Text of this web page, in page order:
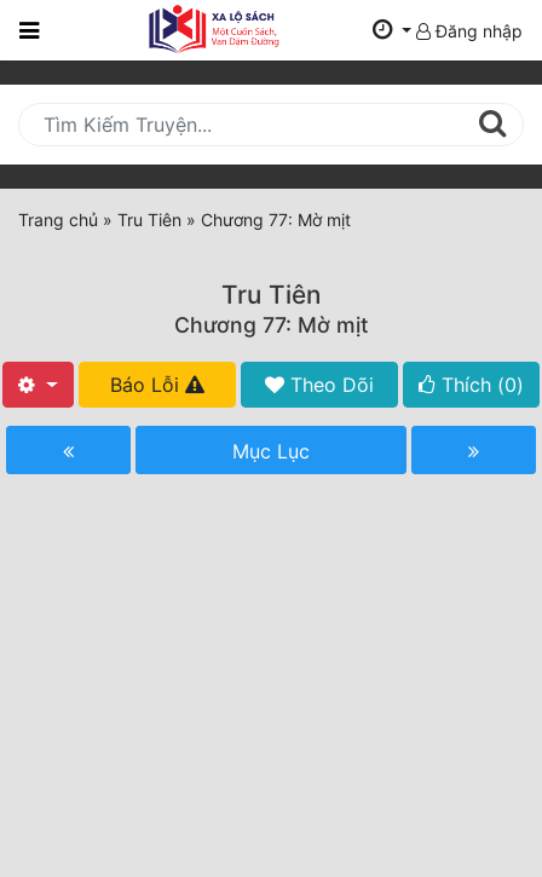
Trang
Mới
Cập
Nhật
(current)
Tất Cả
Đăng nhập
Trang chủ » Tru Tiên » Chương 77: Mờ mịt
Tru Tiên
Chương 77: Mờ mịt
Báo Lỗi Theo Dõi Thích (0)
Mục Lục